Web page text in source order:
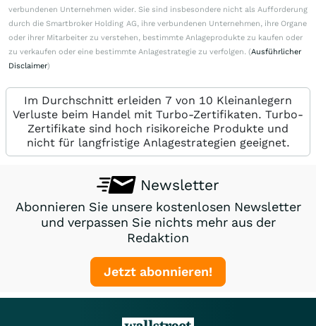
verbundenen Unternehmen wider. Sie sind insbesondere nicht als Aufforderung
durch die Smartbroker Holding AG, ihre verbundenen Unternehmen, ihre Organe
oder ihrer Mitarbeiter zu verstehen, bestimmte Anlageprodukte zu kaufen oder
zu verkaufen oder eine bestimmte Anlagestrategie zu verfolgen. (Ausführlicher
Disclaimer)
Im Durchschnitt erleiden 7 von 10 Kleinanlegern
Verluste beim Handel mit Turbo-Zertifikaten. Turbo-
Zertifikate sind hoch risikoreiche Produkte und
nicht für langfristige Anlagestrategien geeignet.
Newsletter
Abonnieren Sie unsere kostenlosen Newsletter
und verpassen Sie nichts mehr aus der
Redaktion
Jetzt abonnieren!